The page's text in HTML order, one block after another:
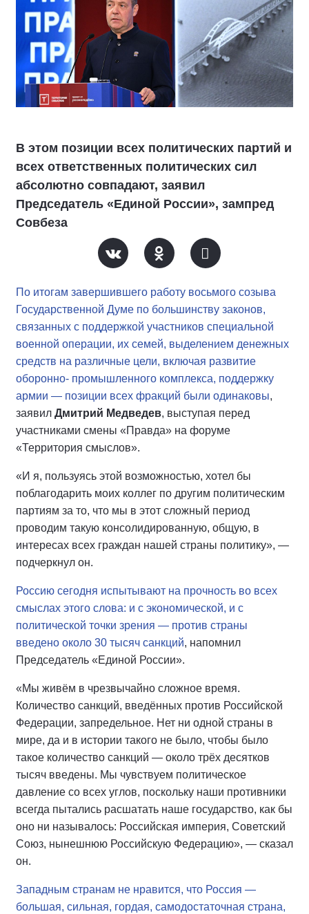
В этом позиции всех политических партий и
всех ответственных политических сил
абсолютно совпадают, заявил
Председатель «Единой России», зампред
Совбеза
По итогам завершившего работу восьмого созыва
Государственной Думе по большинству законов,
связанных с поддержкой участников специальной
военной операции, их семей, выделением денежных
средств на различные цели, включая развитие
оборонно- промышленного комплекса, поддержку
армии — позиции всех фракций были одинаковы,
заявил Дмитрий Медведев, выступая перед
участниками смены «Правда» на форуме
«Территория смыслов».
«И я, пользуясь этой возможностью, хотел бы
поблагодарить моих коллег по другим политическим
партиям за то, что мы в этот сложный период
проводим такую консолидированную, общую, в
интересах всех граждан нашей страны политику», —
подчеркнул он.
Россию сегодня испытывают на прочность во всех
смыслах этого слова: и с экономической, и с
политической точки зрения — против страны
введено около 30 тысяч санкций, напомнил
Председатель «Единой России».
«Мы живём в чрезвычайно сложное время.
Количество санкций, введённых против Российской
Федерации, запредельное. Нет ни одной страны в
мире, да и в истории такого не было, чтобы было
такое количество санкций — около трёх десятков
тысяч введены. Мы чувствуем политическое
давление со всех углов, поскольку наши противники
всегда пытались расшатать наше государство, как бы
оно ни называлось: Российская империя, Советский
Союз, нынешнюю Российскую Федерацию», — сказал
он.
Западным странам не нравится, что Россия —
большая, сильная, гордая, самодостаточная страна,